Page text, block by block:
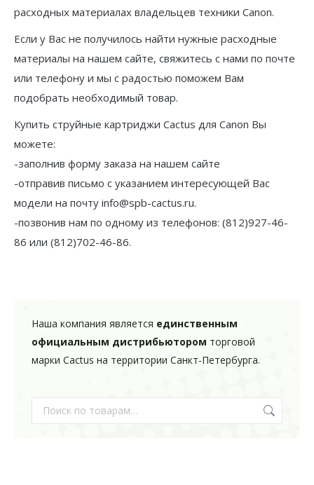
расходных материалах владельцев техники Canon.
Если у Вас не получилось найти нужные расходные
материалы на нашем сайте, свяжитесь с нами по почте
или телефону и мы с радостью поможем Вам
подобрать необходимый товар.
Купить струйные картриджи Cactus для Canon Вы
можете:
-заполнив форму заказа на нашем сайте
-отправив письмо с указанием интересующей Вас
модели на почту info@spb-cactus.ru.
-позвонив нам по одному из телефонов: (812)927-46-
86 или (812)702-46-86.
Наша компания является единственным
официальным дистрибьютором торговой
марки Cactus на территории Санкт-Петербурга.